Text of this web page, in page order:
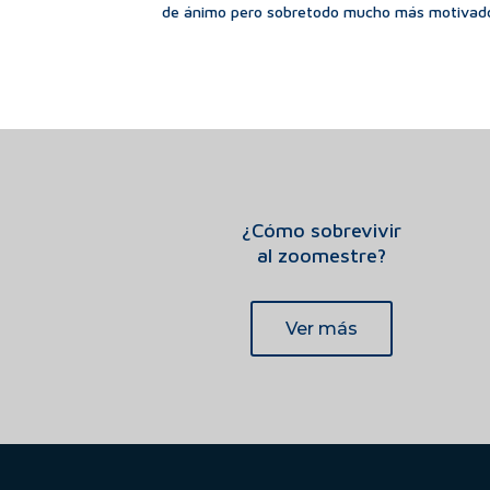
de ánimo pero sobretodo mucho más
¿Cómo sobrevivir
al zoomestre?
Ver más